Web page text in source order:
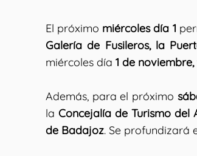
El próximo miércoles día 1
Galería de Fusileros, la
miércoles día 1 de
Además, para el próximo
la Concejalía de Turismo
de Badajoz. Se profundizará